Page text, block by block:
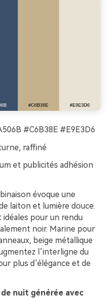
#C6B38E #E9E3D6
raffiné
et publicités adhésion
évoque une
laiton et lumière douce.
idéales pour un rendu
noir. Marine pour
beige métallique
l’interligne du
plus d’élégance et de
de nuit générée avec